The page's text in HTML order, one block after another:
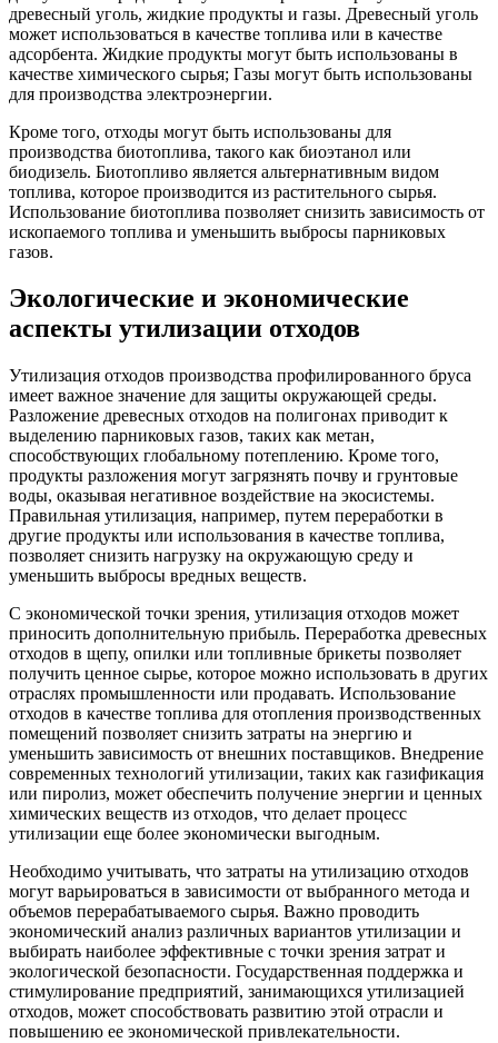
древесный уголь, жидкие продукты и газы. Древесный уголь
может использоваться в качестве топлива или в качестве
адсорбента. Жидкие продукты могут быть использованы в
качестве химического сырья; Газы могут быть использованы
для производства электроэнергии.
Кроме того, отходы могут быть использованы для
производства биотоплива, такого как биоэтанол или
биодизель. Биотопливо является альтернативным видом
топлива, которое производится из растительного сырья.
Использование биотоплива позволяет снизить зависимость от
ископаемого топлива и уменьшить выбросы парниковых
газов.
Экологические и экономические
аспекты утилизации отходов
Утилизация отходов производства профилированного бруса
имеет важное значение для защиты окружающей среды.
Разложение древесных отходов на полигонах приводит к
выделению парниковых газов, таких как метан,
способствующих глобальному потеплению. Кроме того,
продукты разложения могут загрязнять почву и грунтовые
воды, оказывая негативное воздействие на экосистемы.
Правильная утилизация, например, путем переработки в
другие продукты или использования в качестве топлива,
позволяет снизить нагрузку на окружающую среду и
уменьшить выбросы вредных веществ.
С экономической точки зрения, утилизация отходов может
приносить дополнительную прибыль. Переработка древесных
отходов в щепу, опилки или топливные брикеты позволяет
получить ценное сырье, которое можно использовать в других
отраслях промышленности или продавать. Использование
отходов в качестве топлива для отопления производственных
помещений позволяет снизить затраты на энергию и
уменьшить зависимость от внешних поставщиков. Внедрение
современных технологий утилизации, таких как газификация
или пиролиз, может обеспечить получение энергии и ценных
химических веществ из отходов, что делает процесс
утилизации еще более экономически выгодным.
Необходимо учитывать, что затраты на утилизацию отходов
могут варьироваться в зависимости от выбранного метода и
объемов перерабатываемого сырья. Важно проводить
экономический анализ различных вариантов утилизации и
выбирать наиболее эффективные с точки зрения затрат и
экологической безопасности. Государственная поддержка и
стимулирование предприятий, занимающихся утилизацией
отходов, может способствовать развитию этой отрасли и
повышению ее экономической привлекательности.